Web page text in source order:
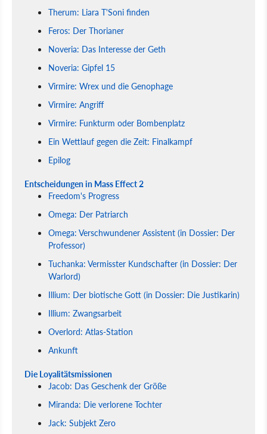
Therum: Liara T'Soni finden
Feros: Der Thorianer
Noveria: Das Interesse der Geth
Noveria: Gipfel 15
Virmire: Wrex und die Genophage
Virmire: Angriff
Virmire: Funkturm oder Bombenplatz
Ein Wettlauf gegen die Zeit: Finalkampf
Epilog
Entscheidungen in Mass Effect 2
Freedom's Progress
Omega: Der Patriarch
Omega: Verschwundener Assistent (in Dossier: Der
Professor)
Tuchanka: Vermisster Kundschafter (in Dossier: Der
Warlord)
Illium: Der biotische Gott (in Dossier: Die Justikarin)
Illium: Zwangsarbeit
Overlord: Atlas-Station
Ankunft
Die Loyalitätsmissionen
Jacob: Das Geschenk der Größe
Miranda: Die verlorene Tochter
Jack: Subjekt Zero